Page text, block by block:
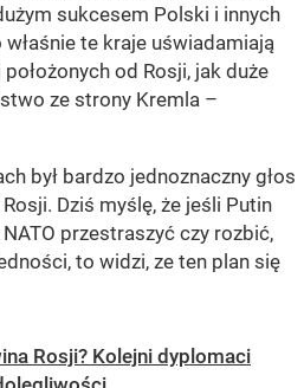
sukcesem Polski i innych
te kraje uświadamiają
od Rosji, jak duże
ze strony Kremla –
był bardzo jednoznaczny głos
Dziś myślę, że jeśli Putin
NATO przestraszyć czy rozbić,
to widzi, ze ten plan się
Rosji? Kolejni dyplomaci